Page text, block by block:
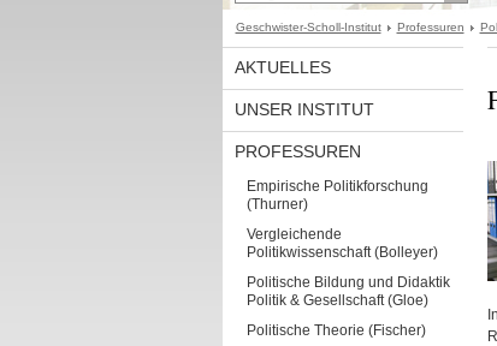
Geschwister-Scholl-Institut Professuren
AKTUELLES
UNSER INSTITUT
PROFESSUREN
Empirische Politikforschung
(Thurner)
Vergleichende
Politikwissenschaft (Bolleyer)
Politische Bildung und Didaktik
Politik & Gesellschaft (Gloe)
Politische Theorie (Fischer)